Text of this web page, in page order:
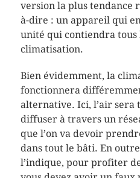
version la plus tendance
à-dire : un appareil qui
unité qui contiendra tous
climatisation.
Bien évidemment, la
fonctionnera
alternative. Ici, l’air sera
diffuser à travers un
que l’on va devoir
dans tout le bâti. En
l’indique, pour profiter